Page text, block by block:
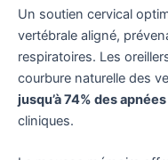
Un soutien cervical
vertébrale aligné,
respiratoires. Les
courbure naturelle des
jusqu’à 74% des
cliniques.